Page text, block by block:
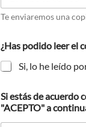
Te enviaremos una
¿Has podido leer el
Si, lo he leído
Si estás de acuerdo
"ACEPTO" a